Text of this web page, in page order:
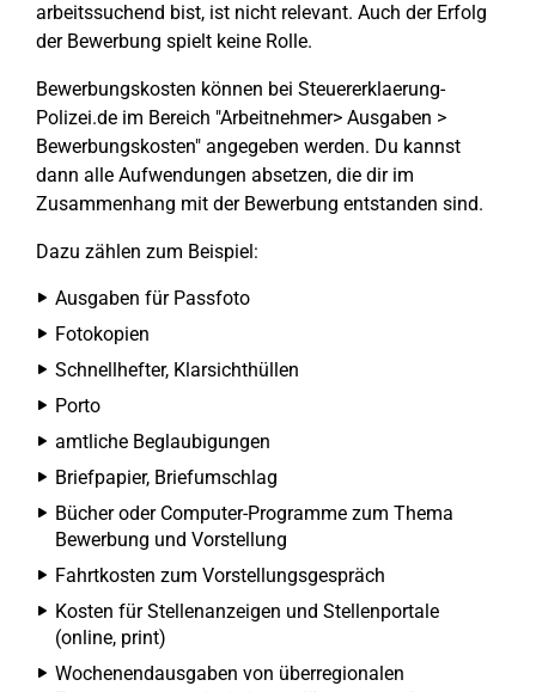
arbeitssuchend bist, ist nicht relevant. Auch der Erfolg
der Bewerbung spielt keine Rolle.
Bewerbungskosten können bei Steuererklaerung-
Polizei.de im Bereich "Arbeitnehmer> Ausgaben >
Bewerbungskosten" angegeben werden. Du kannst
dann alle Aufwendungen absetzen, die dir im
Zusammenhang mit der Bewerbung entstanden sind.
Dazu zählen zum Beispiel:
Ausgaben für Passfoto
Fotokopien
Schnellhefter, Klarsichthüllen
Porto
amtliche Beglaubigungen
Briefpapier, Briefumschlag
Bücher oder Computer-Programme zum Thema
Bewerbung und Vorstellung
Fahrtkosten zum Vorstellungsgespräch
Kosten für Stellenanzeigen und Stellenportale
(online, print)
Wochenendausgaben von überregionalen